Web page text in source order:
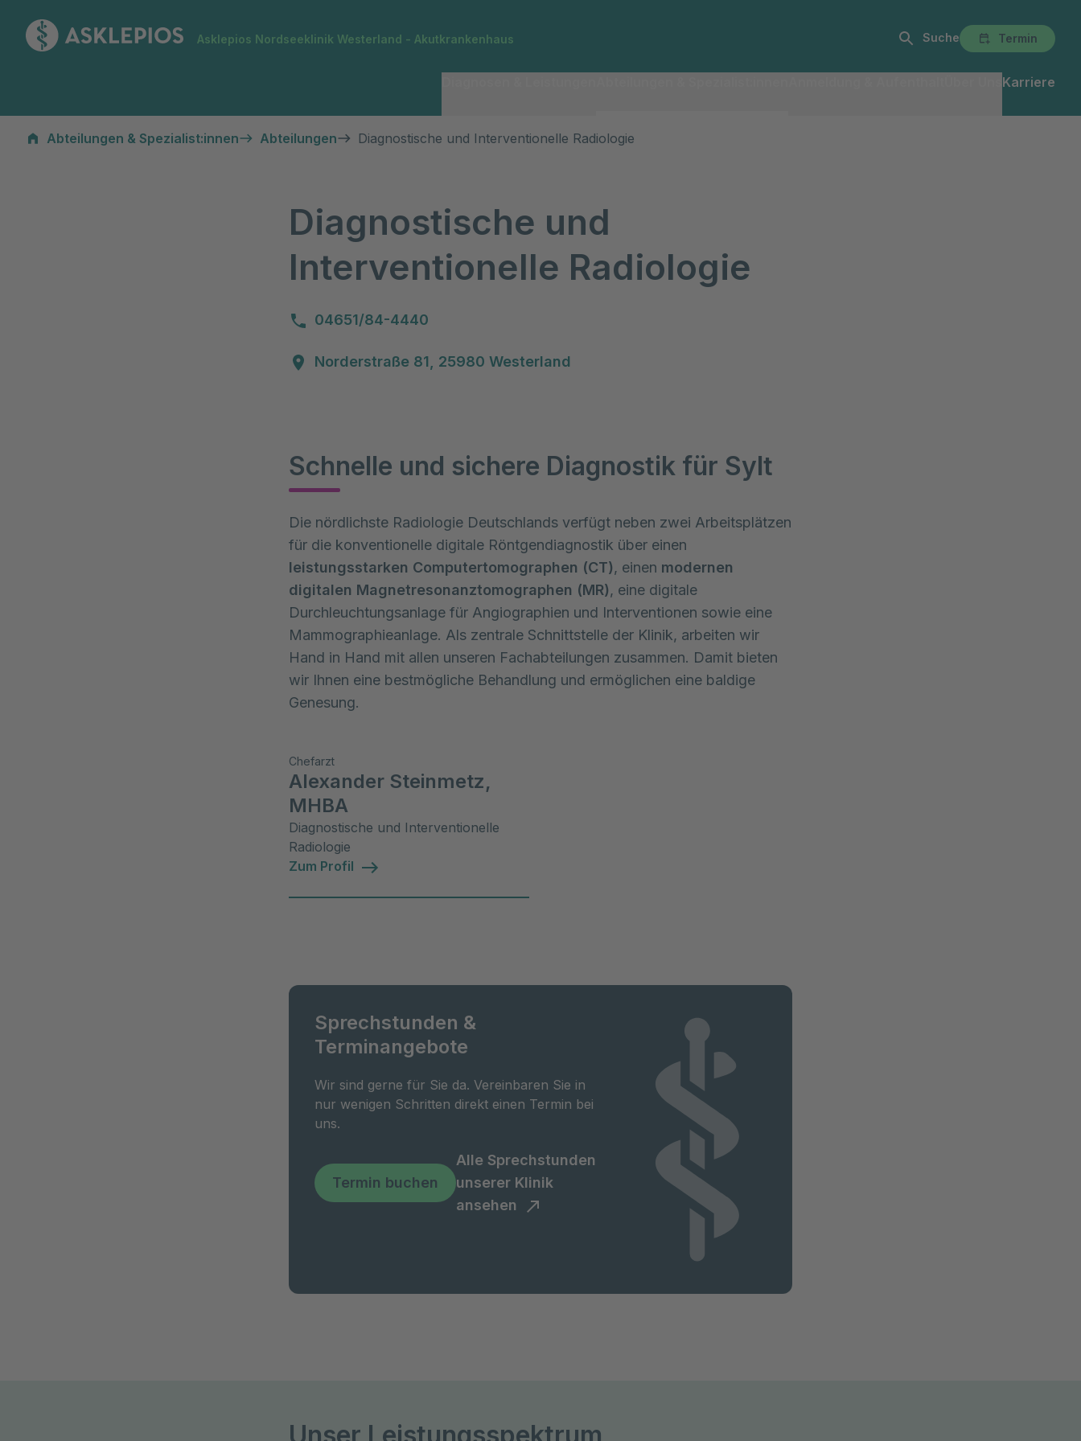
Asklepios Nordseeklinik Westerland - Akutkrankenhaus Suche Termin
Karriere
Abteilungen & Spezialist:innen
Abteilungen Diagnostische und Interventionelle Radiologie
Diagnostische und
Interventionelle Radiologie
04651/84-4440
Norderstraße 81, 25980 Westerland
Schnelle und sichere Diagnostik für Sylt
Die nördlichste Radiologie Deutschlands verfügt neben zwei Arbeitsplätzen
für die konventionelle digitale Röntgendiagnostik über einen
leistungsstarken Computertomographen (CT), einen modernen
digitalen Magnetresonanztomographen (MR), eine digitale
Durchleuchtungsanlage für Angiographien und Interventionen sowie eine
Mammographieanlage. Als zentrale Schnittstelle der Klinik, arbeiten wir
Hand in Hand mit allen unseren Fachabteilungen zusammen. Damit bieten
wir Ihnen eine bestmögliche Behandlung und ermöglichen eine baldige
Genesung.
Chefarzt
Alexander Steinmetz,
MHBA
Diagnostische und Interventionelle
Radiologie
Zum Profil
Sprechstunden &
Terminangebote
Wir sind gerne für Sie da. Vereinbaren Sie in
nur wenigen Schritten direkt einen Termin bei
uns.
Termin buchen
Alle Sprechstunden
unserer Klinik
ansehen
Unser Leistungsspektrum